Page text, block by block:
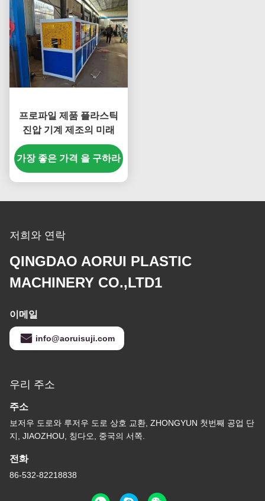
프로파일 제품 플라스틱
진압 기계 제조의 미래
가장 좋은 가격 을 구하라
저희와 연락
QINGDAO AORUI PLASTIC
MACHINERY CO.,LTD1
이메일
info@aoruisuji.com
우리 주소
주소
보저우 도로와 루저우 도로 상호 교환, ZHONGYUN 첫번째 공업 단
지, JIAOZHOU, 칭다오, 중국의 서쪽.
전화
86-532-82218838